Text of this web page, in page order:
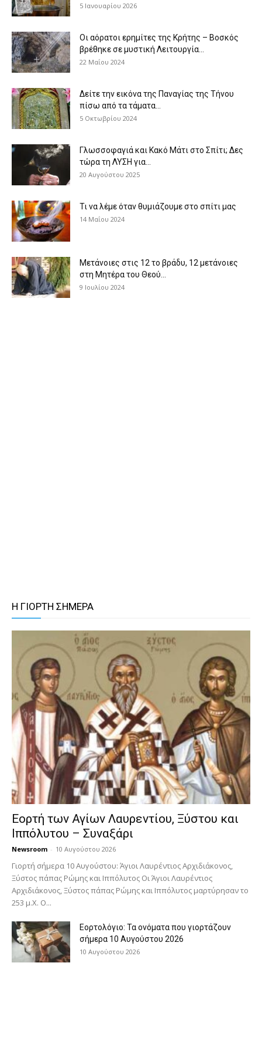
5 Ιανουαρίου 2026
Οι αόρατοι ερημίτες της Κρήτης – Βοσκός
βρέθηκε σε μυστική Λειτουργία...
22 Μαΐου 2024
Δείτε την εικόνα της Παναγίας της Τήνου
πίσω από τα τάματα...
5 Οκτωβρίου 2024
Γλωσσοφαγιά και Κακό Μάτι στο Σπίτι; Δες
τώρα τη ΛΥΣΗ για...
20 Αυγούστου 2025
Τι να λέμε όταν θυμιάζουμε στο σπίτι μας
14 Μαΐου 2024
Μετάνοιες στις 12 το βράδυ, 12 μετάνοιες
στη Μητέρα του Θεού...
9 Ιουλίου 2024
Η ΓΙΟΡΤΗ ΣΗΜΕΡΑ
Εορτή των Αγίων Λαυρεντίου, Ξύστου και
Ιππόλυτου – Συναξάρι
Newsroom - 10 Αυγούστου 2026
Γιορτή σήμερα 10 Αυγούστου: Άγιοι Λαυρέντιος Αρχιδιάκονος,
Ξύστος πάπας Ρώμης και Ιππόλυτος Οι Άγιοι Λαυρέντιος
Αρχιδιάκονος, Ξύστος πάπας Ρώμης και Ιππόλυτος μαρτύρησαν το
253 μ.Χ. Ο...
Εορτολόγιο: Τα ονόματα που γιορτάζουν
σήμερα 10 Αυγούστου 2026
10 Αυγούστου 2026